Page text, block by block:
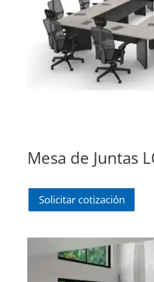
Mesa de Juntas
Solicitar cotización